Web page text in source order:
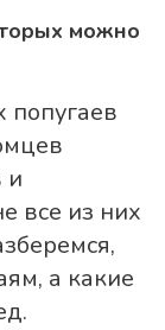
можно
и
все из них
а какие